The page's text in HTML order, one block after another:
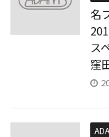
名
ス
窪